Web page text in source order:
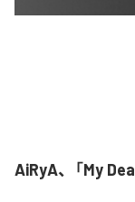
AiRyA、「My